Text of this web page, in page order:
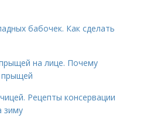
бабочек. Как сделать
на лице. Почему
прыщей
Рецепты консервации
зиму